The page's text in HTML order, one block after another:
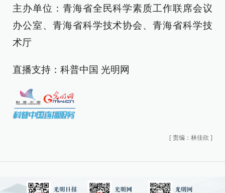
主办单位： 青海省全民科学素质工作联席会议
办公室、 青海省科学技术协会、青海省科学技
术厅
直播支持：科普中国 光明网
[ 责编：林佳欣 ]